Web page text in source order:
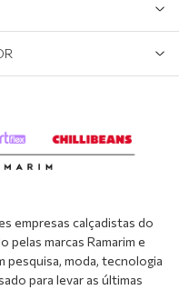
0740
empresas calçadistas do
pelas marcas Ramarim e
moda, tecnologia
para levar as últimas